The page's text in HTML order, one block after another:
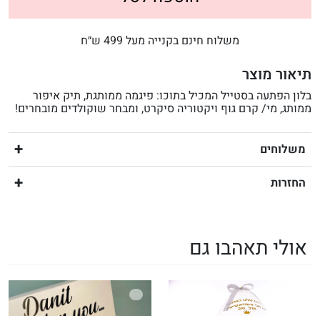
משלוח חינם בקנייה מעל 499 ש״ח
תיאור מוצר
בלון הפתעה בסטייל המכיל בתוכו: פיגמה ממותגת, תיק איפור
ממותג, מי/ קרם גוף ויקטוריה סיקרט, ומבחר שוקולדים מובחרים!
משלוחים
החזרות
אולי תאהבו גם